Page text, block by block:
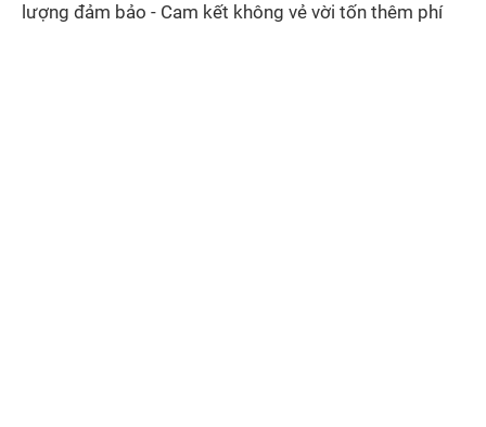
lượng đảm bảo - Cam kết không vẻ vời tốn thêm phí